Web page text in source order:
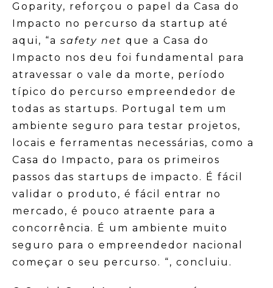
Goparity, reforçou o papel da Casa do
Impacto no percurso da startup até
aqui, “a safety net que a Casa do
Impacto nos deu foi fundamental para
atravessar o vale da morte, período
típico do percurso empreendedor de
todas as startups. Portugal tem um
ambiente seguro para testar projetos,
locais e ferramentas necessárias, como a
Casa do Impacto, para os primeiros
passos das startups de impacto. É fácil
validar o produto, é fácil entrar no
mercado, é pouco atraente para a
concorrência. É um ambiente muito
seguro para o empreendedor nacional
começar o seu percurso. “, concluiu.